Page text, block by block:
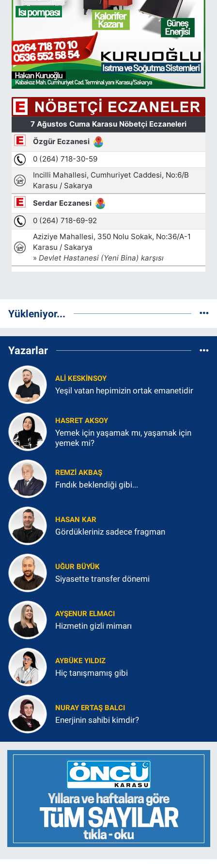
Yükleniyor...
Yazarlar
ALI KESKINSOY
Yeşil vatan hepimizin ortak emanetidir
HASRET AKSOY
Yemek için yaşamak mı, yaşamak için
yemek mi?
REMZI AKBAŞ
Fındık beklendiği gibi...
HASAN KAR
Gördükleriniz sadece fragman
UĞUR BÜYÜK
Siyasette transfer dönemi
AYŞENUR ELMACI
Hizmetin gizli mimarı
AYBÜKE YILDIZ
Hiç tanışmamış gibi
NURAY ERTAŞ BALCI
Enerjinin sahibi kimdir?